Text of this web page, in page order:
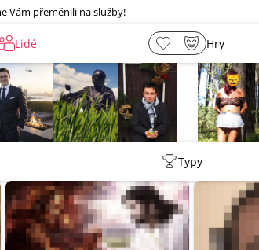
Vám přeměnili na služby!
Lidé Hry
Typy